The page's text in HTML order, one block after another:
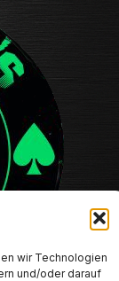
wir Technologien
und/oder darauf